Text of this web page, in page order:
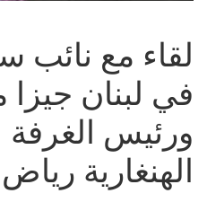
لقاء مع نائب
في لبنان جيزا
ورئيس الغرفة
الهنغارية